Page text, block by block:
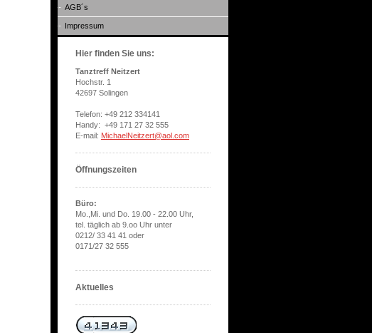
AGB´s
Impressum
Hier finden Sie uns:
Tanztreff Neitzert
Hochstr. 1
42697 Solingen
Telefon: +49 212 334141
Handy: +49 171 27 32 555
E-mail: MichaelNeitzert@aol.com
Öffnungszeiten
Büro:
Mo.,Mi. und Do. 19.00 - 22.00 Uhr,
tel. täglich ab 9.oo Uhr unter
0212/ 33 41 41 oder
0171/27 32 555
Aktuelles